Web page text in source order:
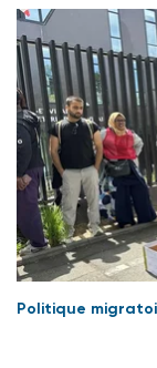
Politique